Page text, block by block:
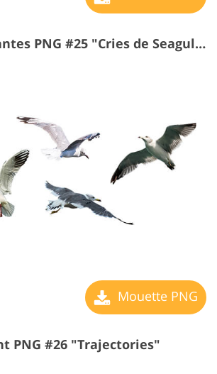
Mouettes volantes PNG #25 "Cries de Seagulls"
Mouette PNG
PNG #26 "Trajectories"